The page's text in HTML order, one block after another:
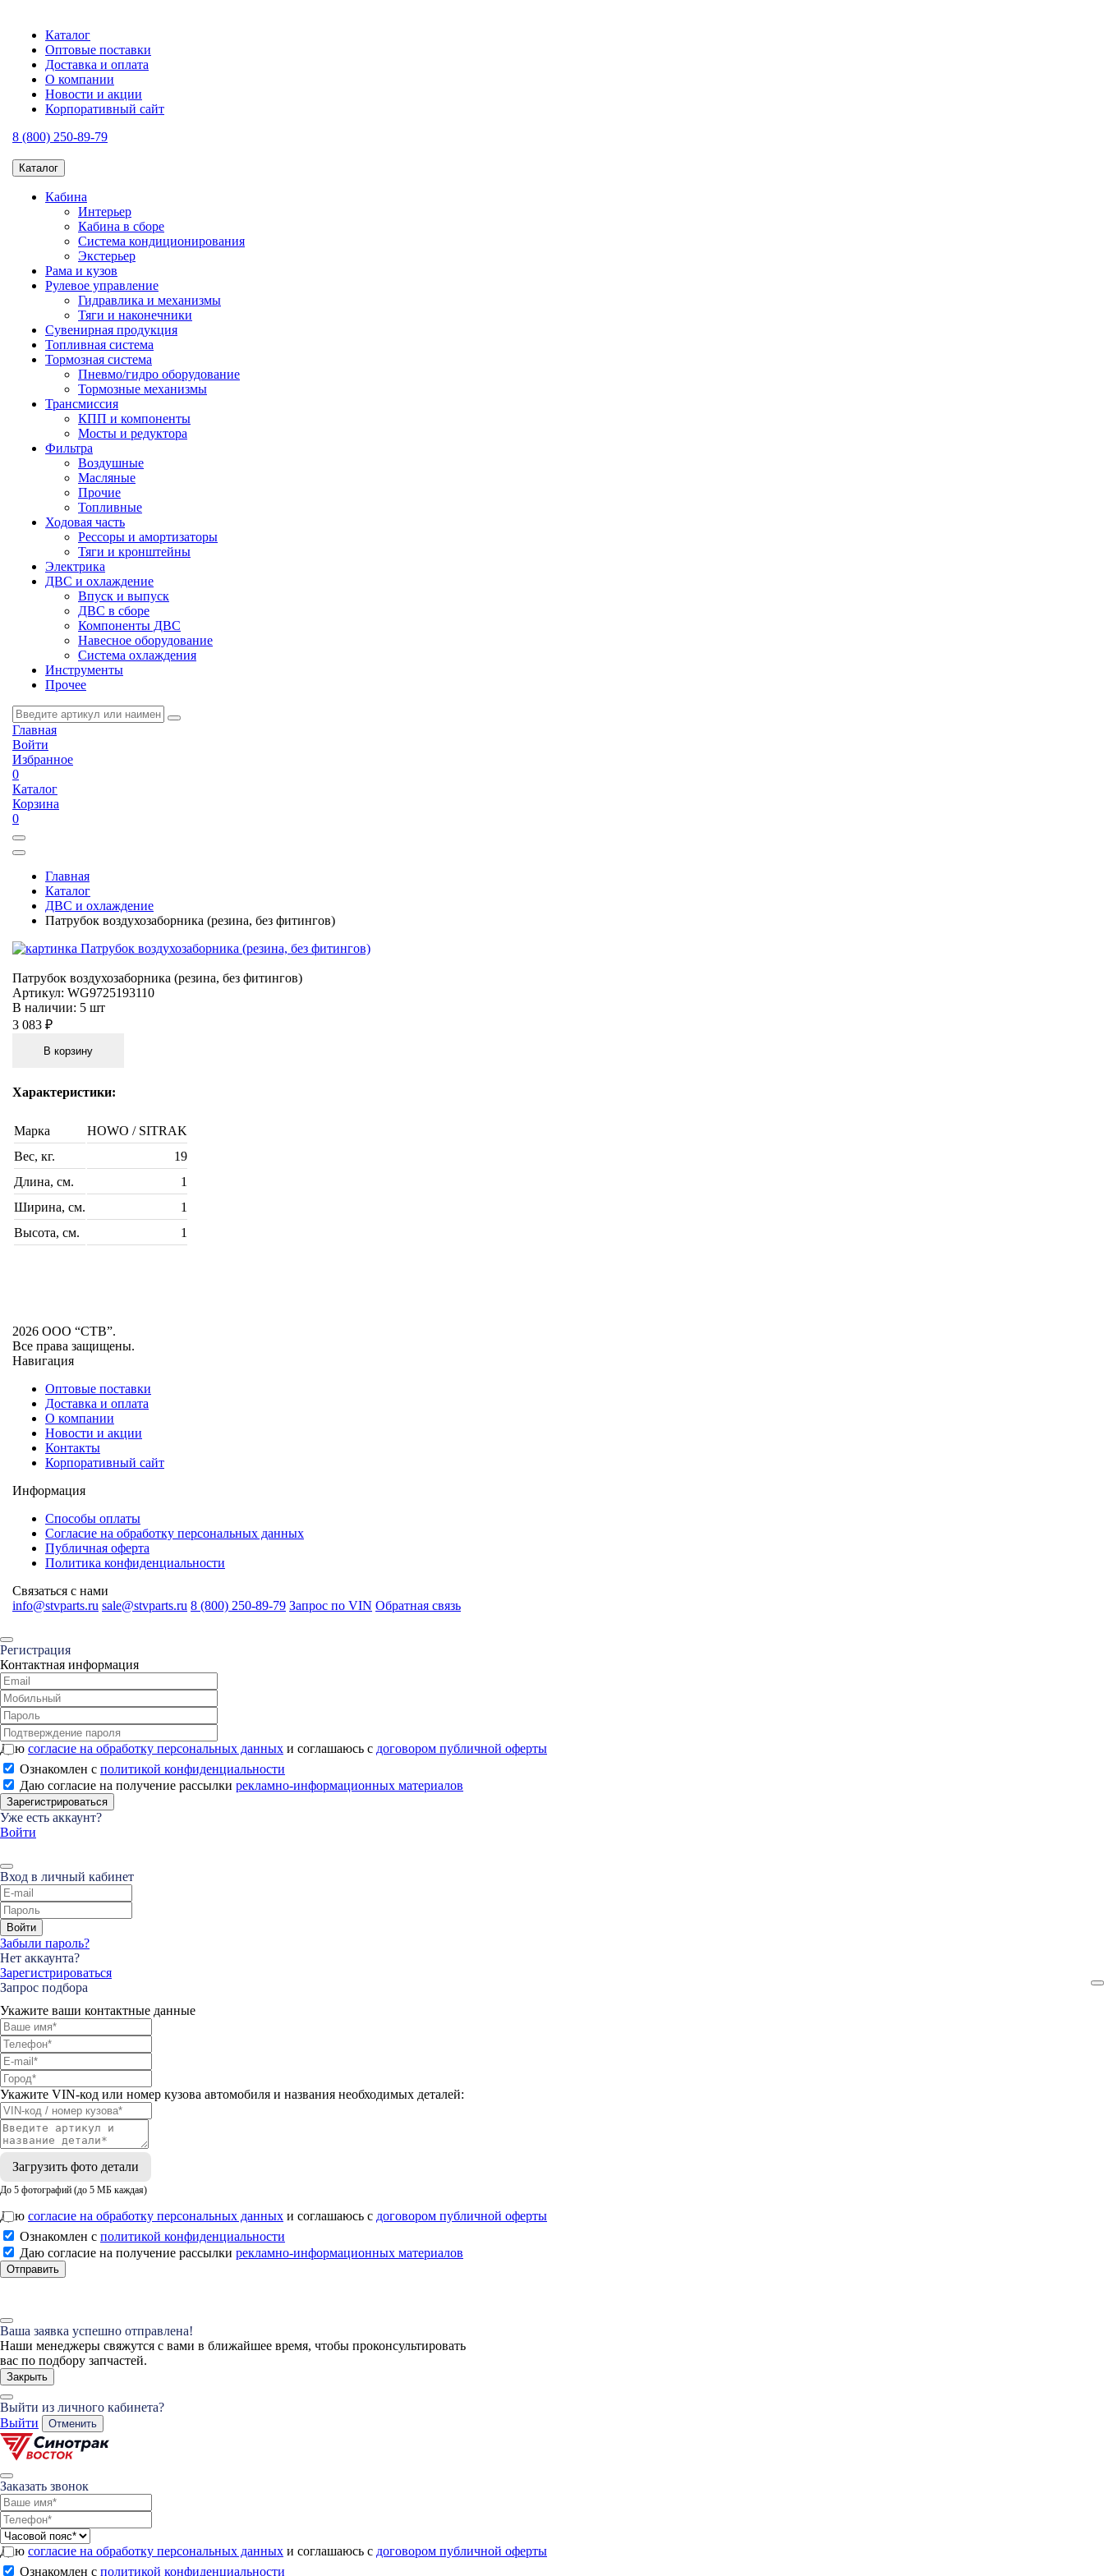
Каталог
Оптовые поставки
Доставка и оплата
О компании
Новости и акции
Корпоративный сайт
8 (800) 250-89-79
Каталог
Кабина
Интерьер
Кабина в сборе
Система кондиционирования
Экстерьер
Рама и кузов
Рулевое управление
Гидравлика и механизмы
Тяги и наконечники
Сувенирная продукция
Топливная система
Тормозная система
Пневмо/гидро оборудование
Тормозные механизмы
Трансмиссия
КПП и компоненты
Мосты и редуктора
Фильтра
Воздушные
Масляные
Прочие
Топливные
Ходовая часть
Рессоры и амортизаторы
Тяги и кронштейны
Электрика
ДВС и охлаждение
Впуск и выпуск
ДВС в сборе
Компоненты ДВС
Навесное оборудование
Система охлаждения
Инструменты
Прочее
Главная
Войти
Избранное
0
Каталог
Корзина
0
Главная
Каталог
ДВС и охлаждение
Патрубок воздухозаборника (резина, без фитингов)
Патрубок воздухозаборника (резина, без фитингов)
Артикул: WG9725193110
В наличии: 5 шт
3 083 ₽
В корзину
Характеристики:
Марка
HOWO / SITRAK
Вес, кг.
19
Длина, см.
1
Ширина, см.
1
Высота, см.
1
2026 ООО “СТВ”.
Все права защищены.
Навигация
Оптовые поставки
Доставка и оплата
О компании
Новости и акции
Контакты
Корпоративный сайт
Информация
Способы оплаты
Согласие на обработку персональных данных
Публичная оферта
Политика конфиденциальности
Связаться с нами
info@stvparts.ru sale@stvparts.ru 8 (800) 250-89-79 Запрос по VIN Обратная связь
Регистрация
Контактная информация
Даю согласие на обработку персональных данных и соглашаюсь с договором публичной оферты
Ознакомлен с политикой конфиденциальности
Даю согласие на получение рассылки рекламно-информационных материалов
Зарегистрироваться
Уже есть аккаунт?
Войти
Вход в личный кабинет
Войти
Забыли пароль?
Нет аккаунта?
Зарегистрироваться
Запрос подбора
Укажите ваши контактные данные
Укажите VIN-код или номер кузова автомобиля и названия необходимых деталей:
Загрузить фото детали
До 5 фотографий (до 5 МБ каждая)
Даю согласие на обработку персональных данных и соглашаюсь с договором публичной оферты
Ознакомлен с политикой конфиденциальности
Даю согласие на получение рассылки рекламно-информационных материалов
Отправить
Ваша заявка успешно отправлена!
Наши менеджеры свяжутся с вами в ближайшее время, чтобы проконсультировать
вас по подбору запчастей.
Закрыть
Выйти из личного кабинета?
Выйти
Отменить
Заказать звонок
Даю согласие на обработку персональных данных и соглашаюсь с договором публичной оферты
Ознакомлен с политикой конфиденциальности